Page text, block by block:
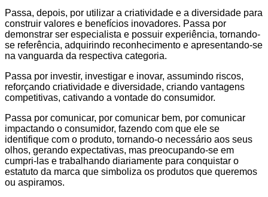
Passa, depois, por utilizar a criatividade e a diversidade para
construir valores e benefícios inovadores. Passa por
demonstrar ser especialista e possuir experiência, tornando-
se referência, adquirindo reconhecimento e apresentando-se
na vanguarda da respectiva categoria.
Passa por investir, investigar e inovar, assumindo riscos,
reforçando criatividade e diversidade, criando vantagens
competitivas, cativando a vontade do consumidor.
Passa por comunicar, por comunicar bem, por comunicar
impactando o consumidor, fazendo com que ele se
identifique com o produto, tornando-o necessário aos seus
olhos, gerando expectativas, mas preocupando-se em
cumpri-las e trabalhando diariamente para conquistar o
estatuto da marca que simboliza os produtos que queremos
ou aspiramos.